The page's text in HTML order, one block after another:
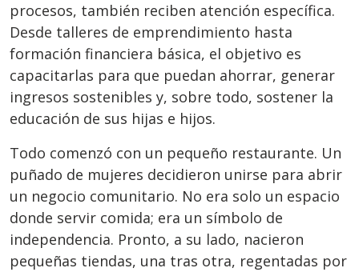
procesos, también reciben atención específica.
Desde talleres de emprendimiento hasta
formación financiera básica, el objetivo es
capacitarlas para que puedan ahorrar, generar
ingresos sostenibles y, sobre todo, sostener la
educación de sus hijas e hijos.
Todo comenzó con un pequeño restaurante. Un
puñado de mujeres decidieron unirse para abrir
un negocio comunitario. No era solo un espacio
donde servir comida; era un símbolo de
independencia. Pronto, a su lado, nacieron
pequeñas tiendas, una tras otra, regentadas por